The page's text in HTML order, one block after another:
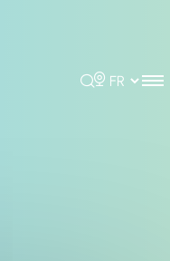
Rechercher
Choisir la